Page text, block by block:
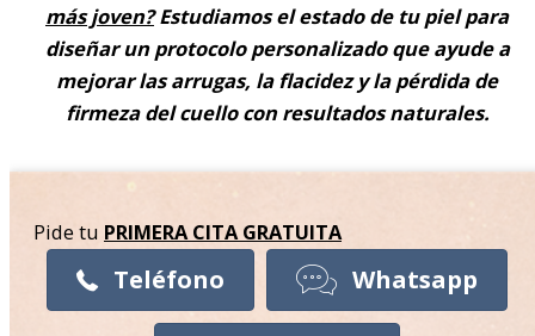
más joven?Estudiamos el estado de tu piel para
diseñar un protocolo personalizado que ayude a
mejorar las arrugas, la flacidez y la pérdida de
firmeza del cuello con resultados naturales.
Pide tu PRIMERA CITAGRATUITA
Teléfono Whatsapp